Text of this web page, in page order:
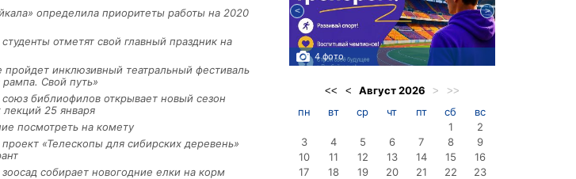
определила приоритеты работы на 2020
отметят свой главный праздник на
пройдет инклюзивный театральный фестиваль
Свой путь»
библиофилов открывает новый сезон
25 января
посмотреть на комету
«Телескопы для сибирских деревень»
собирает новогодние елки на корм
4 фото
<< < Август2026 > >>
пн вт ср чт пт сб
вс
1
2
3
4 5 6 7 8
9
10
11 12 13 14 15
16
17
18 19 20 21 22 23